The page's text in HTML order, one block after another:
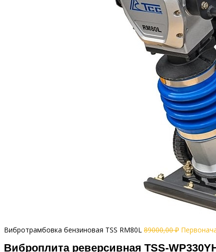
Вибротрамбовка бензиновая TSS RM80L 89000,00₽
Виброплита реверсивная TSS-